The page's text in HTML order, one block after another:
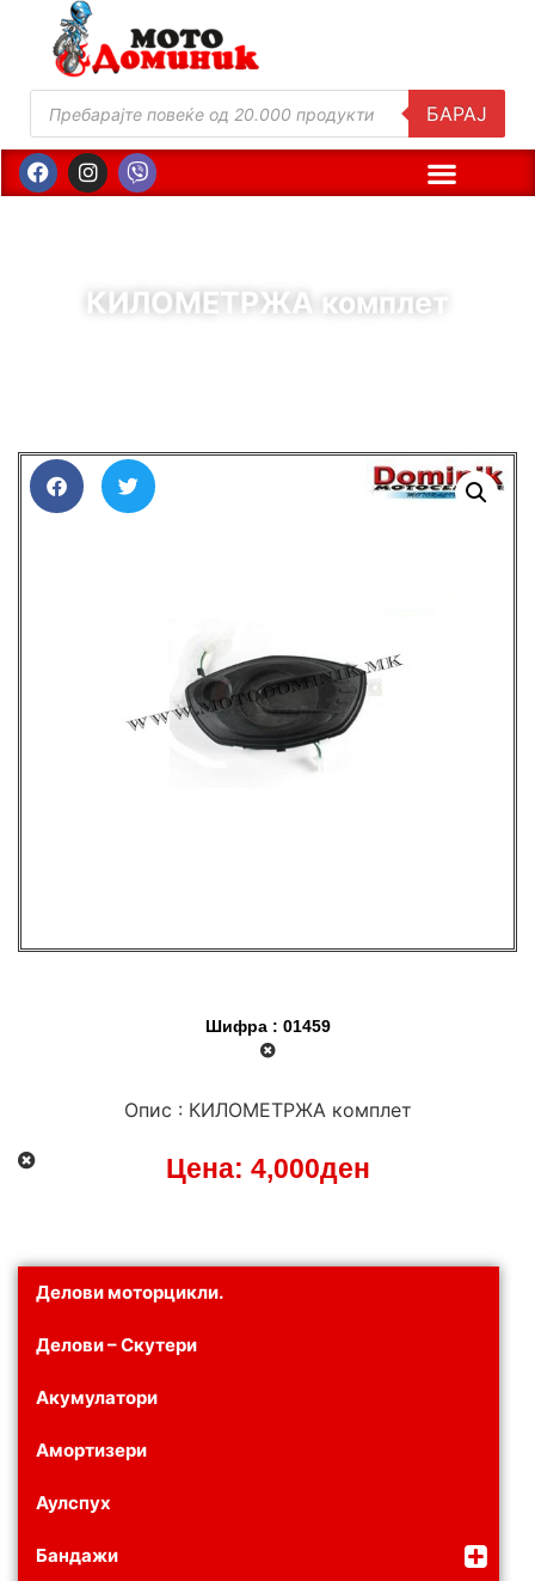
БАРАЈ
КИЛОМЕТРЖА комплет
Делови моторцикли.
Делови – Скутери
Акумулатори
Амортизери
Аулспух
Бандажи
Шифра : 01459
Опис : КИЛОМЕТРЖА комплет
Цена: 4,000ден